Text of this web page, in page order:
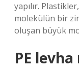
yapılır.
molekülün bir
oluşan büyük
PE